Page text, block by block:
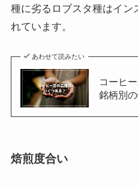
種に劣るロブスタ種はイン
れています。
あわせて読みたい
コーヒ
銘柄別
焙煎度合い